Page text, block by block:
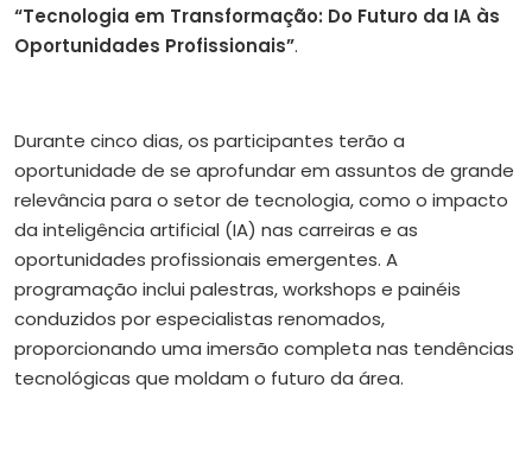
“Tecnologia em Transformação: Do Futuro da IA às
Oportunidades Profissionais”.
Durante cinco dias, os participantes terão a
oportunidade de se aprofundar em assuntos de grande
relevância para o setor de tecnologia, como o impacto
da inteligência artificial (IA) nas carreiras e as
oportunidades profissionais emergentes. A
programação inclui palestras, workshops e painéis
conduzidos por especialistas renomados,
proporcionando uma imersão completa nas tendências
tecnológicas que moldam o futuro da área.